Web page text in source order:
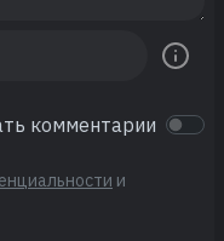
комментарии
и